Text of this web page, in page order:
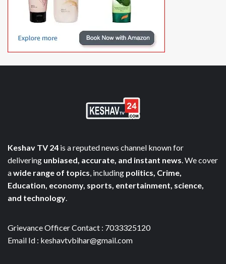
Keshav TV 24 is a reputed news channel known for
delivering unbiased, accurate, and instant news . We cover
awide range of topics , including politics, Crime,
Education, economy, sports, entertainment, science,
and technology
Grievance Officer Contact : 7033325120
Email Id : keshavtvbihar@gmail.com